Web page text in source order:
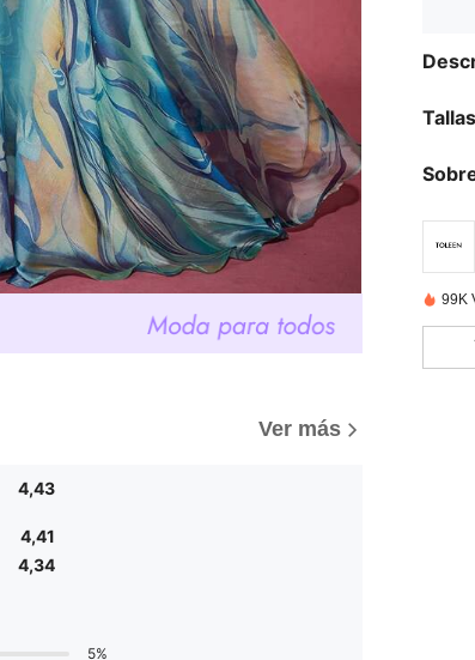
Ver más
4,43
4,41
4,34
5%
99K